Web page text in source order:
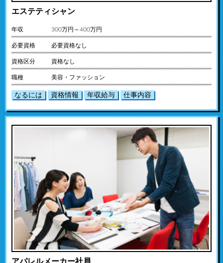
エステティシャン
年収 300万円～400万円
必要資格 必要資格なし
資格区分 資格なし
職種 美容・ファッション
なるには 資格情報 年収給与 仕事内容
アパレルメーカー社員